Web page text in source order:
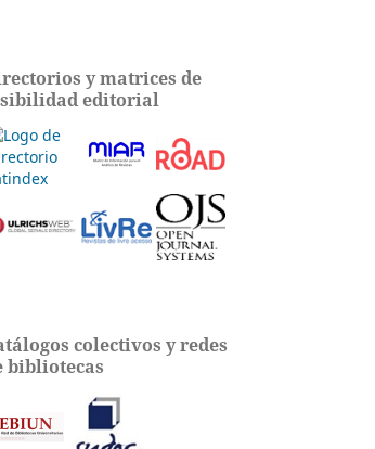
y matrices de
editorial
colectivos y redes
bibliotecas